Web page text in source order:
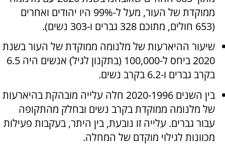
ממוקדת של העור, מעל ל-99% היו יהודים ואחרים
(653 חולים, מתוכם 328 גברים ו-303 נשים).
שיעור ההיארעות של מלנומה ממוקדת של העור בשנת
2020 ביחס ל-100,000 (בתקנון לגיל) אנשים היה 6.5
בקרב גברים ו-6.2 בקרב נשים.
בין השנים 2020-1996 חלה עלייה מובהקת בהיארעות
של מלנומה ממוקדת בקרב נשים ובחלק מהתקופה
עבור גברים. עלייה זו נובעת, בין היתר, בעקבות פעילות
מכוונות לגילוי מוקדם של המחלה.